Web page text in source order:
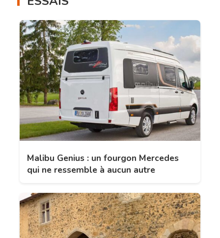
Malibu Genius : un fourgon Mercedes
qui ne ressemble à aucun autre